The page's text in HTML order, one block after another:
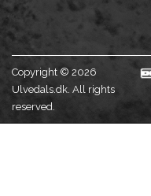
Copyright © 2026
Ulvedals.dk. All rights
reserved.